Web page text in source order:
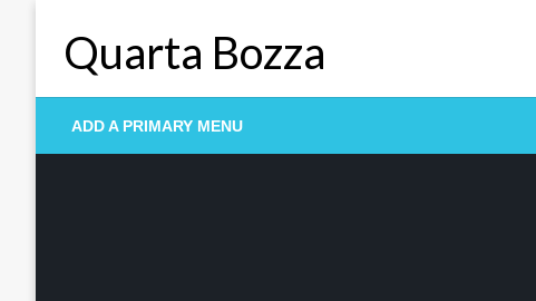
Quarta Bozza
ADD A PRIMARY MENU